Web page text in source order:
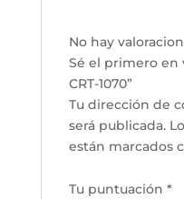
No hay
Sé el primero en
CRT-1070”
Tu dirección de
será publicada.
están marcados
Tu puntuación *